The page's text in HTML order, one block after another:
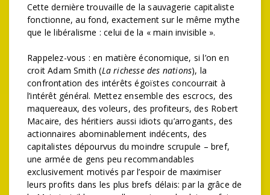
Cette dernière trouvaille de la sauvagerie capitaliste
fonctionne, au fond, exactement sur le même mythe
que le libéralisme : celui de la « main invisible ».
Rappelez-vous : en matière économique, si l’on en
croit Adam Smith (La richesse des nations), la
confrontation des intérêts égoïstes concourrait à
l’intérêt général. Mettez ensemble des escrocs, des
maquereaux, des voleurs, des profiteurs, des Robert
Macaire, des héritiers aussi idiots qu’arrogants, des
actionnaires abominablement indécents, des
capitalistes dépourvus du moindre scrupule – bref,
une armée de gens peu recommandables
exclusivement motivés par l’espoir de maximiser
leurs profits dans les plus brefs délais: par la grâce de